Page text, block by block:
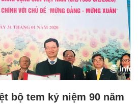
bộ tem kỷ niệm 90 năm